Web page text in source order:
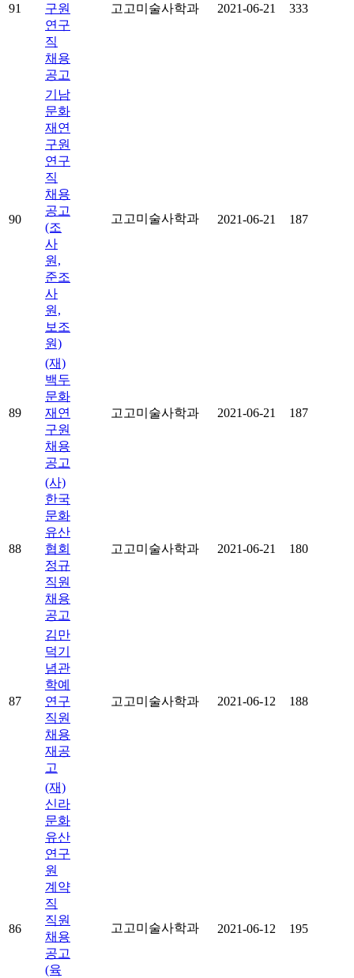
91
구원
연구
직
채용
공고
고고미술사학과 2021-06-21 333
90
기남
문화
재연
구원
연구
직
채용
공고
(조
사
원,
준조
사
원,
보조
원)
고고미술사학과 2021-06-21 187
89
(재)
백두
문화
재연
구원
채용
공고
고고미술사학과 2021-06-21 187
88
(사)
한국
문화
유산
협회
정규
직원
채용
공고
고고미술사학과 2021-06-21 180
87
김만
덕기
념관
학예
연구
직원
채용
재공
고
고고미술사학과 2021-06-12 188
86
(재)
신라
문화
유산
연구
원
계약
직
직원
채용
공고
(육
고고미술사학과 2021-06-12 195